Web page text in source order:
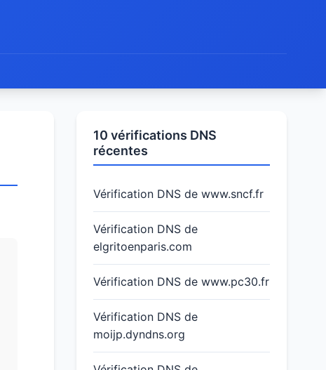
10 vérifications DNS
récentes
Vérification DNS de www.sncf.fr
Vérification DNS de
elgritoenparis.com
Vérification DNS de www.pc30.fr
Vérification DNS de
moijp.dyndns.org